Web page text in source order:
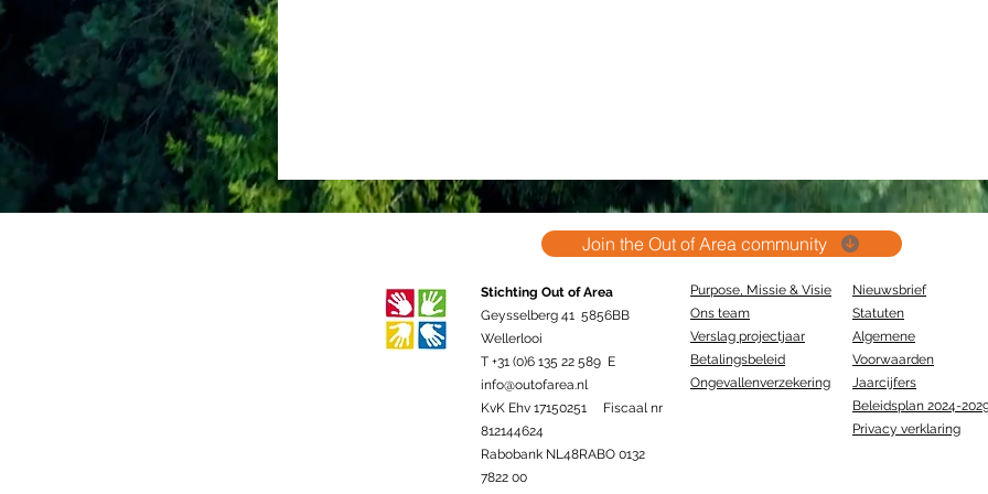
Join the Out of Area community
Stichting Out of Area
Geysselberg 41 5856BB
Wellerlooi
T +31 (0)6 135 22 589 E
info@outofarea.nl
KvK Ehv 17150251 Fiscaal nr
812144624
Rabobank NL48RABO 0132
7822 00
Purpose, Missie & Visie
Ons team
Verslag projectjaar
Betalingsbeleid
Ongevallenverzekering
Nieuwsbrief
Statuten
Algemene
Voorwaarden
Jaarcijfers
Beleidsplan 2024-
Privacy verklaring